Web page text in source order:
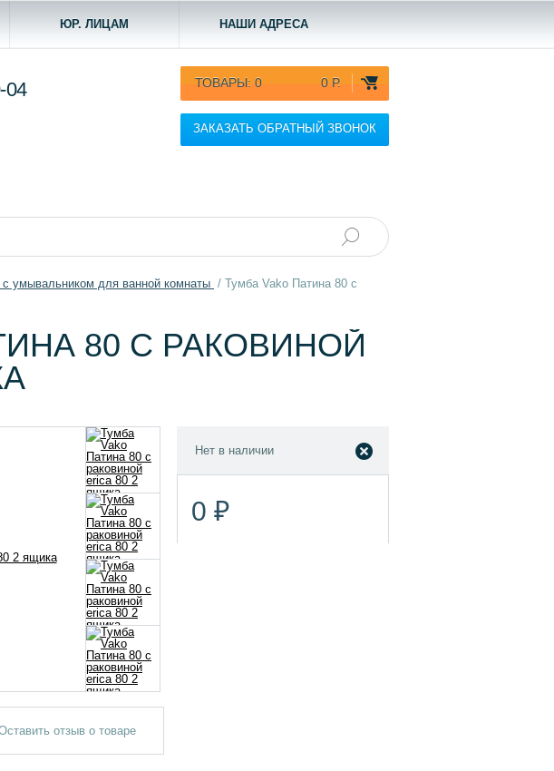
ЮР. ЛИЦАМ НАШИ АДРЕСА
ТОВАРЫ: 0 0 Р.
ЗАКАЗАТЬ ОБРАТНЫЙ ЗВОНОК
04
умывальником для ванной комнаты / Тумба Vako Патина 80 с
80 С РАКОВИНОЙ
Нет в наличии
0 ₽
отзыв о товаре